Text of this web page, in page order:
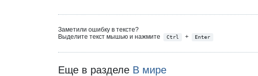
Заметили ошибку в тексте?
Выделите текст мышью и нажмите
Ctrl + Enter
Еще в разделе В мире